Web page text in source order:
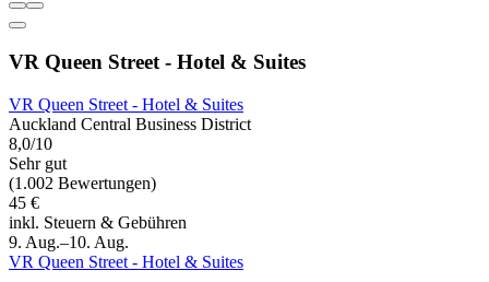
VR Queen Street - Hotel & Suites
VR Queen Street - Hotel & Suites
Auckland Central Business District
8,0/10
Sehr gut
(1.002 Bewertungen)
45 €
inkl. Steuern & Gebühren
9. Aug.–10. Aug.
VR Queen Street - Hotel & Suites